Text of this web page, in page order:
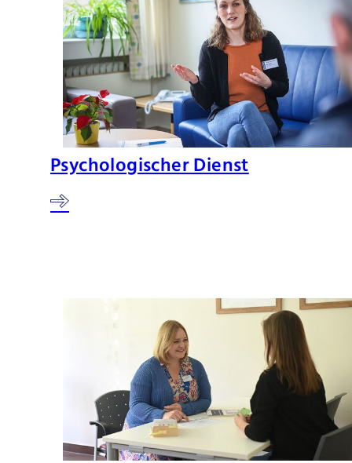
Psychologischer Dienst